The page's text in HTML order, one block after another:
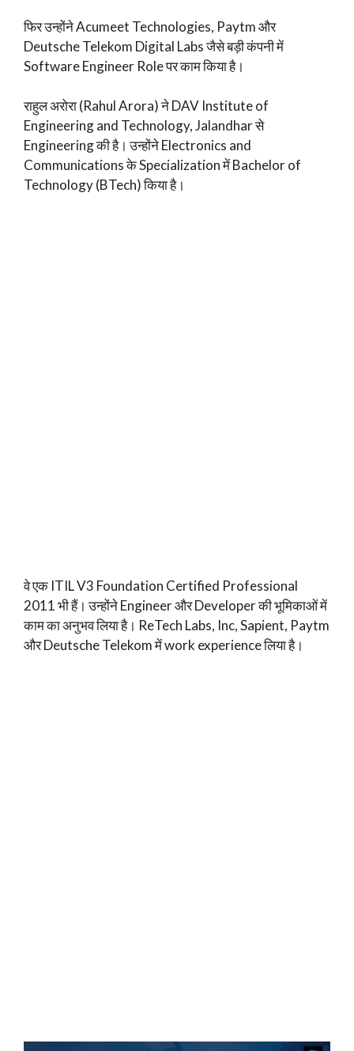
फिर उन्होंने Acumeet Technologies, Paytm और
Deutsche Telekom Digital Labs जैसे बड़ी कंपनी में
Software Engineer Role पर काम किया है।
राहुल अरोरा (Rahul Arora) ने DAV Institute of
Engineering and Technology, Jalandhar से
Engineering की है। उन्होंने Electronics and
Communications के Specialization में Bachelor of
Technology (BTech) किया है।
वे एक ITIL V3 Foundation Certified Professional
2011 भी हैं। उन्होंने Engineer और Developer की भूमिकाओं में
काम का अनुभव लिया है। ReTech Labs, Inc, Sapient, Paytm
और Deutsche Telekom में work experience लिया है।